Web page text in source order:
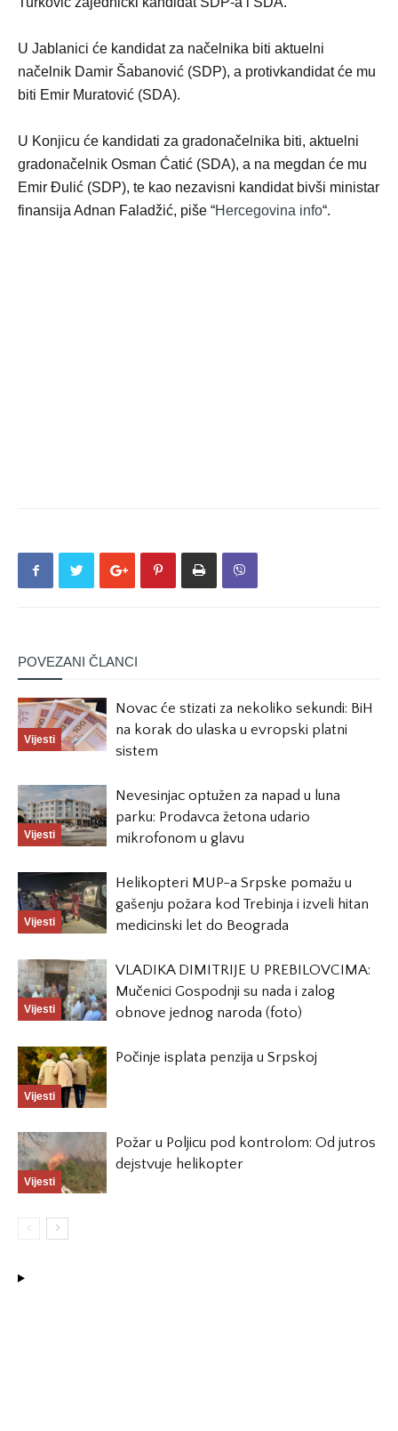
U Jablanici će kandidat za načelnika biti aktuelni
načelnik Damir Šabanović (SDP), a protivkandidat će mu
biti Еmir Muratović (SDA).
U Konjicu će kandidati za gradonačelnika biti, aktuelni
gradonačelnik Osman Ćatić (SDA), a na megdan će mu
Еmir Đulić (SDP), te kao nezavisni kandidat bivši ministar
finansija Adnan Faladžić, piše “Hercegovina info“.
POVEZANI ČLANCI
Vijesti
Novac će stizati za nekoliko sekundi: BiH
na korak do ulaska u evropski platni
sistem
Vijesti
Nevesinjac optužen za napad u luna
parku: Prodavca žetona udario
mikrofonom u glavu
Vijesti
Helikopteri MUP-a Srpske pomažu u
gašenju požara kod Trebinja i izveli hitan
medicinski let do Beograda
Vijesti
VLADIKA DIMITRIJE U PREBILOVCIMA:
Mučenici Gospodnji su nada i zalog
obnove jednog naroda (foto)
Vijesti
Počinje isplata penzija u Srpskoj
Vijesti
Požar u Poljicu pod kontrolom: Od jutros
dejstvuje helikopter